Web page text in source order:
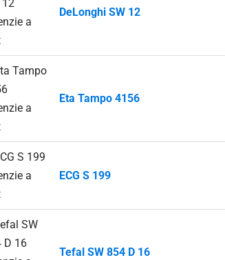
DeLonghi SW 12
Eta Tampo 4156
ECG S 199
Tefal SW 854 D 16